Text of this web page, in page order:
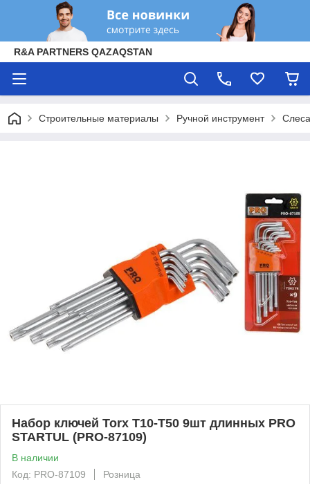
R&A PARTNERS QAZAQSTAN
Строительные материалы Ручной инструмент
Набор ключей Torx T10-T50 9шт длинных PRO
STARTUL (PRO-87109)
В наличии
Код: PRO-87109
Розница